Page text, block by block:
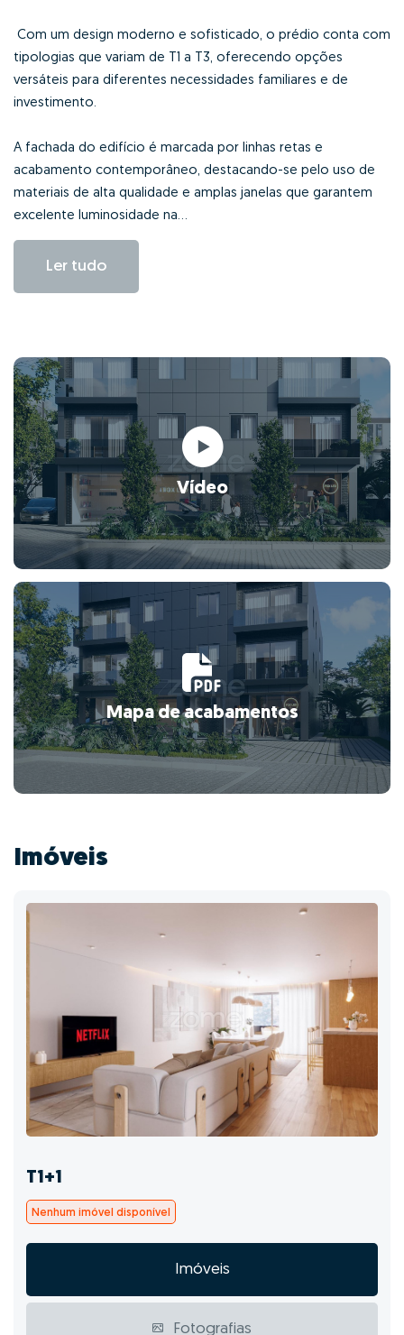
Com um design moderno e sofisticado, o prédio conta com
tipologias que variam de T1 a T3, oferecendo opções
versáteis para diferentes necessidades familiares e de
investimento.
A fachada do edifício é marcada por linhas retas e
acabamento contemporâneo, destacando-se pelo uso de
materiais de alta qualidade e amplas janelas que garantem
excelente luminosidade na...
Ler tudo
Vídeo
Mapa de acabamentos
Imóveis
T1+1
Nenhum imóvel disponível
Imóveis
Fotografias